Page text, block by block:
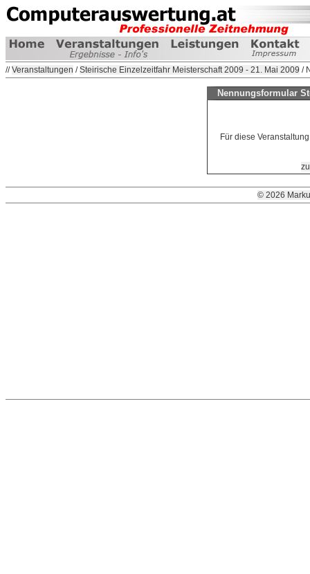
//Veranstaltungen /Steirische Einzelzeitfahr Meisterschaft 2009 - 21. Mai 2009 /
Nennungsformular
Für diese
© 2026